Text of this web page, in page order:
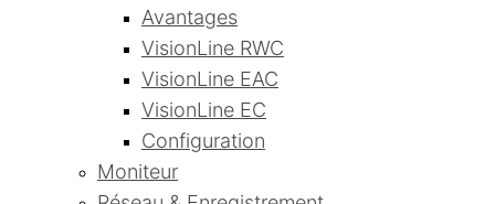
Avantages
VisionLine RWC
VisionLine EAC
VisionLine EC
Configuration
Moniteur